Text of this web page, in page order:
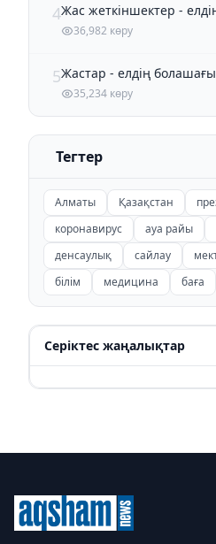
4Жас жеткіншектер -
36,982 көру
5Жастар - елдің
35,234 көру
Тегтер
Алматы Қазақстан
коронавирус
ауа райы
денсаулық
сайлау
білім
медицина баға
Серіктес жаңалықтар